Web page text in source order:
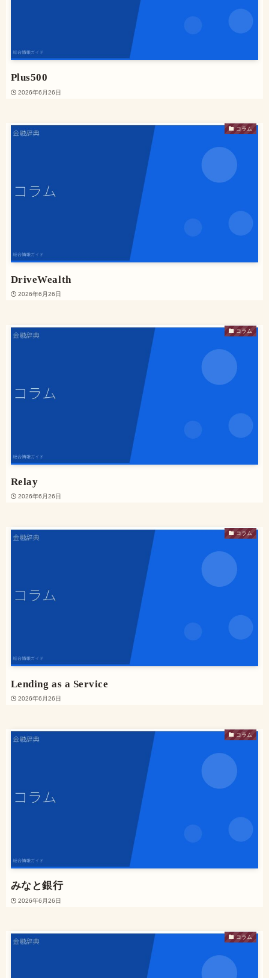
Plus500
2026年6月26日
コラム
DriveWealth
2026年6月26日
コラム
Relay
2026年6月26日
コラム
Lending as a Service
2026年6月26日
コラム
みなと銀行
2026年6月26日
コラム